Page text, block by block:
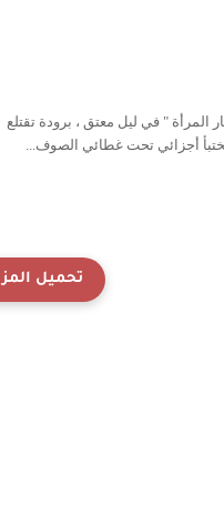
المرأة " في ليل معتق ، برودة تقتلع
أجزائي تحت غطائي الصوف...